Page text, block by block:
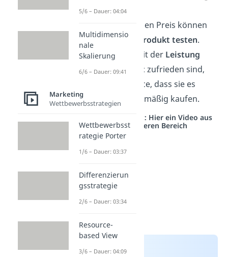
Durch den geringen Preis können
die Kunden das
Produkt testen.
Wenn sie dann mit der Leistung
oder derQualität zufrieden sind,
besteht die Chance, dass sie es
später auch regelmäßig kaufen.
Studyflix vernetzt: Hier ein Video aus
einem anderen Bereich
5/6 – Dauer: 04:04
Multidimensio
nale
Skalierung
6/6 – Dauer: 09:41
Marketing
Wettbewerbsstrategien
Wettbewerbsst
rategie Porter
1/6 – Dauer: 03:37
Differenzierun
gsstrategie
2/6 – Dauer: 03:34
Resource-
based View
3/6 – Dauer: 04:09